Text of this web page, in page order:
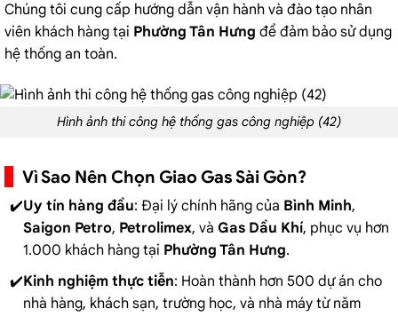
Chúng tôi cung cấp hướng dẫn vận hành và đào tạo nhân
viên khách hàng tại Phường Tân Hưng để đảm bảo sử dụng
hệ thống an toàn.
Hình ảnh thi công hệ thống gas công nghiệp (42)
Vì Sao Nên Chọn Giao Gas Sài Gòn?
Uy tín hàng đầu: Đại lý chính hãng của Bình Minh,
Saigon Petro, Petrolimex, và Gas Dầu Khí, phục vụ hơn
1.000 khách hàng tại Phường Tân Hưng.
Kinh nghiệm thực tiễn: Hoàn thành hơn 500 dự án cho
nhà hàng, khách sạn, trường học, và nhà máy từ năm